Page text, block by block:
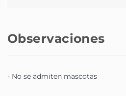
Observaciones
- No se admiten mascotas